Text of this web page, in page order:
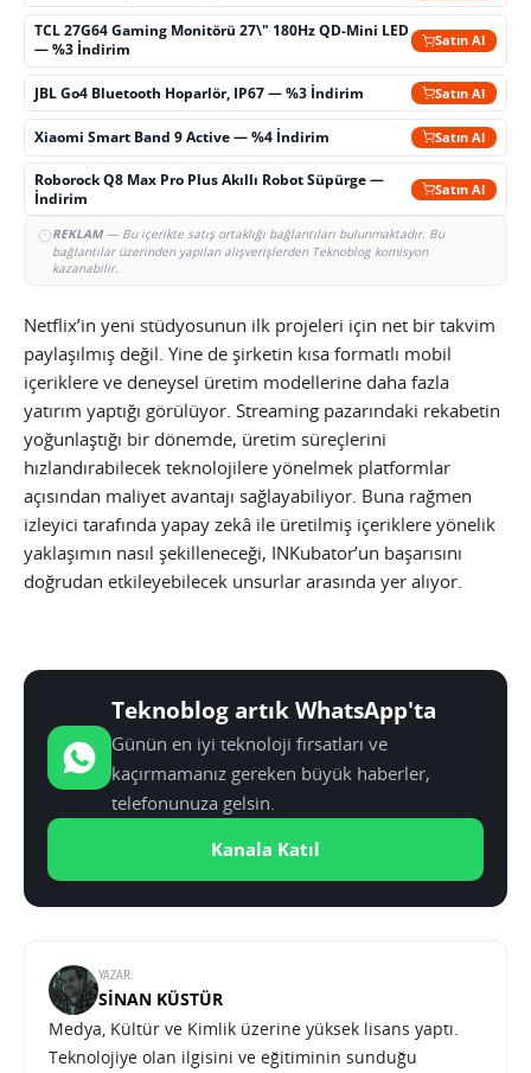
TCL 27G64 Gaming Monitörü 27\" 180Hz QD-Mini LED
— %3 İndirim
Satın Al
JBL Go4 Bluetooth Hoparlör, IP67 — %3 İndirim Satın Al
Xiaomi Smart Band 9 Active — %4 İndirim Satın Al
Roborock Q8 Max Pro Plus Akıllı Robot Süpürge —
İndirim
Satın Al
REKLAM— Bu içerikte satış ortaklığı bağlantıları bulunmaktadır. Bu
bağlantılar üzerinden yapılan alışverişlerden Teknoblog komisyon
kazanabilir.
Netflix’in yeni stüdyosunun ilk projeleri için net bir takvim
paylaşılmış değil. Yine de şirketin kısa formatlı mobil
içeriklere ve deneysel üretim modellerine daha fazla
yatırım yaptığı görülüyor. Streaming pazarındaki rekabetin
yoğunlaştığı bir dönemde, üretim süreçlerini
hızlandırabilecek teknolojilere yönelmek platformlar
açısından maliyet avantajı sağlayabiliyor. Buna rağmen
izleyici tarafında yapay zekâ ile üretilmiş içeriklere yönelik
yaklaşımın nasıl şekilleneceği, INKubator’un başarısını
doğrudan etkileyebilecek unsurlar arasında yer alıyor.
Teknoblog artık WhatsApp'ta
Günün en iyi teknoloji fırsatları ve
kaçırmamanız gereken büyük haberler,
telefonunuza gelsin.
Kanala Katıl
YAZAR:
SINAN KÜSTÜR
Medya, Kültür ve Kimlik üzerine yüksek lisans yaptı.
Teknolojiye olan ilgisini ve eğitiminin sunduğu